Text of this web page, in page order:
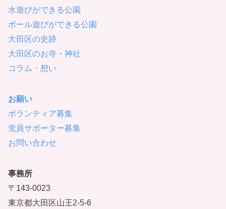
水遊びができる公園
ボール遊びができる公園
大田区の史跡
大田区のお寺・神社
コラム・想い
お願い
ボランティア募集
党員サポーター募集
お問い合わせ
事務所
〒143-0023
東京都大田区山王2-5-6